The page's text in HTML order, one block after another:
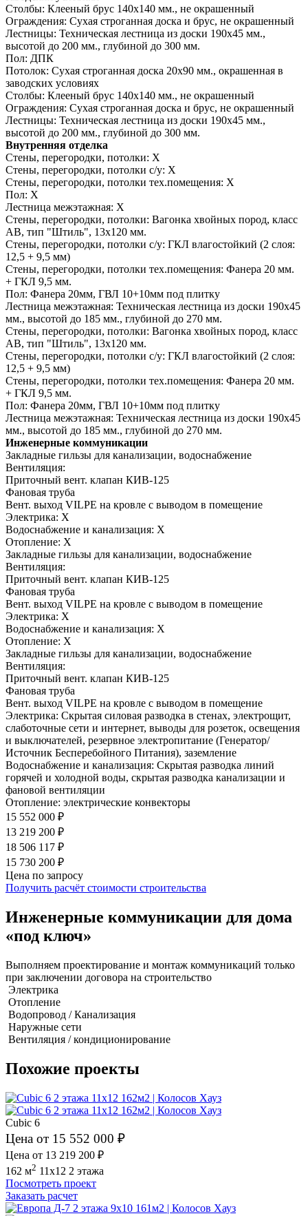
Столбы: Клееный брус 140х140 мм., не окрашенный
Ограждения: Сухая строганная доска и брус, не окрашенный
Лестницы: Техническая лестница из доски 190х45 мм.,
высотой до 200 мм., глубиной до 300 мм.
Пол: ДПК
Потолок: Сухая строганная доска 20х90 мм., окрашенная в
заводских условиях
Столбы: Клееный брус 140х140 мм., не окрашенный
Ограждения: Сухая строганная доска и брус, не окрашенный
Лестницы: Техническая лестница из доски 190х45 мм.,
высотой до 200 мм., глубиной до 300 мм.
Внутренняя отделка
Стены, перегородки, потолки: Х
Стены, перегородки, потолки с/у: Х
Стены, перегородки, потолки тех.помещения: Х
Пол: Х
Лестница межэтажная: Х
Стены, перегородки, потолки: Вагонка хвойных пород, класс
АВ, тип "Штиль", 13х120 мм.
Стены, перегородки, потолки с/у: ГКЛ влагостойкий (2 слоя:
12,5 + 9,5 мм)
Стены, перегородки, потолки тех.помещения: Фанера 20 мм.
+ ГКЛ 9,5 мм.
Пол: Фанера 20мм, ГВЛ 10+10мм под плитку
Лестница межэтажная: Техническая лестница из доски 190х45
мм., высотой до 185 мм., глубиной до 270 мм.
Стены, перегородки, потолки: Вагонка хвойных пород, класс
АВ, тип "Штиль", 13х120 мм.
Стены, перегородки, потолки с/у: ГКЛ влагостойкий (2 слоя:
12,5 + 9,5 мм)
Стены, перегородки, потолки тех.помещения: Фанера 20 мм.
+ ГКЛ 9,5 мм.
Пол: Фанера 20мм, ГВЛ 10+10мм под плитку
Лестница межэтажная: Техническая лестница из доски 190х45
мм., высотой до 185 мм., глубиной до 270 мм.
Инженерные коммуникации
Закладные гильзы для канализации, водоснабжение
Вентиляция:
Приточный вент. клапан КИВ-125
Фановая труба
Вент. выход VILPE на кровле с выводом в помещение
Электрика: Х
Водоснабжение и канализация: Х
Отопление: Х
Закладные гильзы для канализации, водоснабжение
Вентиляция:
Приточный вент. клапан КИВ-125
Фановая труба
Вент. выход VILPE на кровле с выводом в помещение
Электрика: Х
Водоснабжение и канализация: Х
Отопление: Х
Закладные гильзы для канализации, водоснабжение
Вентиляция:
Приточный вент. клапан КИВ-125
Фановая труба
Вент. выход VILPE на кровле с выводом в помещение
Электрика: Скрытая силовая разводка в стенах, электрощит,
слаботочные сети и интернет, выводы для розеток, освещения
и выключателей, резервное электропитание (Генератор/
Источник Бесперебойного Питания), заземление
Водоснабжение и канализация: Скрытая разводка линий
горячей и холодной воды, скрытая разводка канализации и
фановой вентиляции
Отопление: электрические конвекторы
15 552 000 ₽
13 219 200 ₽
18 506 117 ₽
15 730 200 ₽
Цена по запросу
Получить расчёт стоимости строительства
Инженерные коммуникации для дома
«под ключ»
Выполняем проектирование и монтаж коммуникаций только
при заключении договора на строительство
Электрика
Отопление
Водопровод / Канализация
Наружные сети
Вентиляция / кондиционирование
Похожие проекты
Cubic 6
Цена от 15 552 000 ₽
Цена от 13 219 200 ₽
162 м2 11x12 2 этажа
Посмотреть проект
Заказать расчет